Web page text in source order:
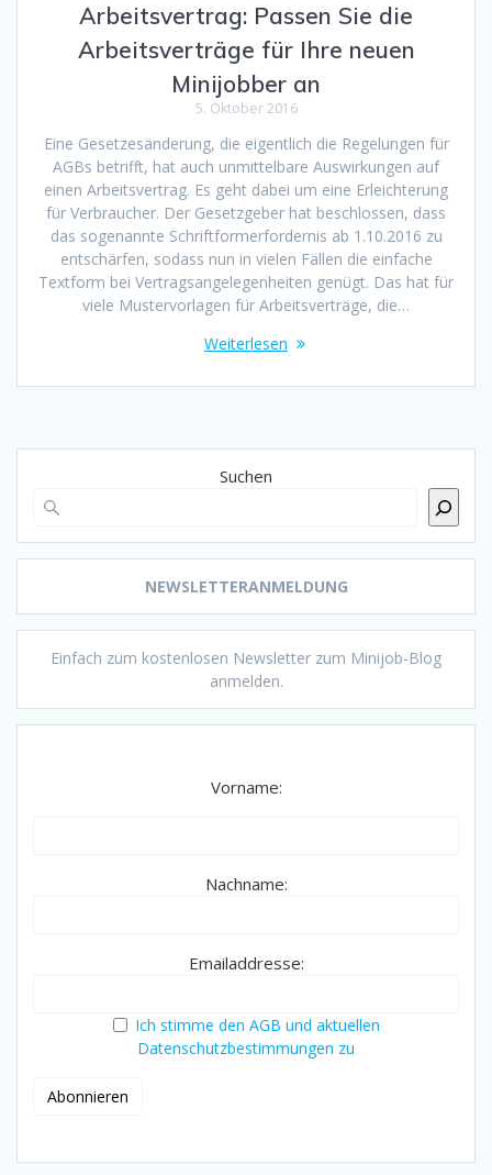
Arbeitsvertrag: Passen Sie die
Arbeitsverträge für Ihre neuen
Minijobber an
5. Oktober 2016
Eine Gesetzesänderung, die eigentlich die Regelungen für
AGBs betrifft, hat auch unmittelbare Auswirkungen auf
einen Arbeitsvertrag. Es geht dabei um eine Erleichterung
für Verbraucher. Der Gesetzgeber hat beschlossen, dass
das sogenannte Schriftformerfordernis ab 1.10.2016 zu
entschärfen, sodass nun in vielen Fällen die einfache
Textform bei Vertragsangelegenheiten genügt. Das hat für
viele Mustervorlagen für Arbeitsverträge, die…
Weiterlesen
Suchen
NEWSLETTERANMELDUNG
Einfach zum kostenlosen Newsletter zum Minijob-Blog
anmelden.
Vorname:
Nachname:
Emailaddresse:
Ich stimme den AGB und aktuellen
Datenschutzbestimmungen zu